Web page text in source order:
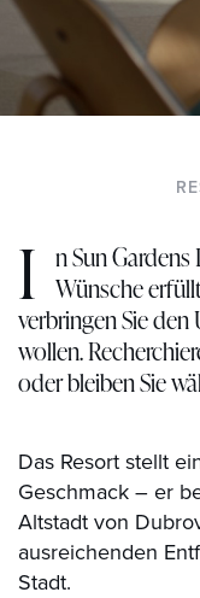
I
n Sun
Wünsche
verbringen Sie den
wollen.
oder bleiben Sie
Das Resort stellt
Geschmack – er
Altstadt von
ausreichenden
Stadt.